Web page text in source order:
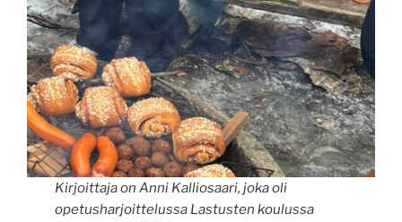
Kirjoittaja on Anni Kalliosaari, joka oli
opetusharjoittelussa Lastusten koulussa